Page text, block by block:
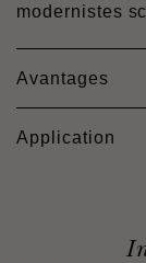
modernistes
Avantages
Application